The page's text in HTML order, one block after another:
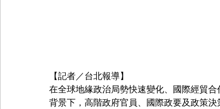
【記者／台北報導】
在全球地緣政治局勢快速變化、國際經貿
背景下，高階政府官員、國際政要及政策